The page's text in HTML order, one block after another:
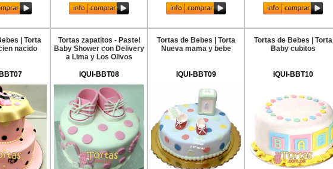
| Torta
nacido
Tortas zapatitos - Pastel
Baby Shower con Delivery
a Lima y Los Olivos
IQUI-BBT08
Tortas de Bebes | Torta
Nueva mama y bebe
IQUI-BBT09
Tortas de Bebes | Torta
Baby cubitos
IQUI-BBT10